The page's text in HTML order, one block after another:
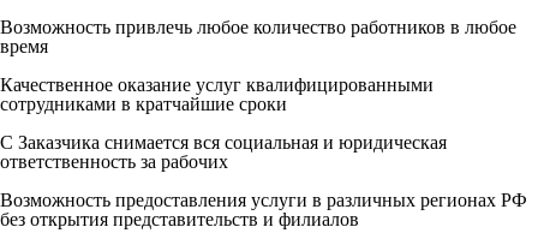
Возможность привлечь любое количество работников в любое
время
Качественное оказание услуг квалифицированными
сотрудниками в кратчайшие сроки
С Заказчика снимается вся социальная и юридическая
ответственность за рабочих
Возможность предоставления услуги в различных регионах РФ
без открытия представительств и филиалов